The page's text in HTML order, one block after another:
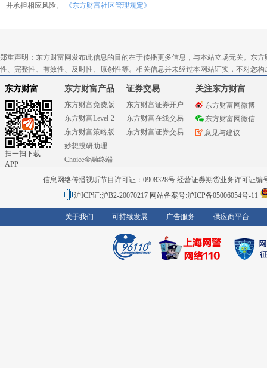
并承担相应风险。
《东方财富社区管理规定》
郑重声明：东方财富网发布此信息的目的在于传播更多信息，与本站立场无关。东
性、完整性、有效性、及时性、原创性等。相关信息并未经过本网站证实，不对您
东方财富
扫一扫下载
APP
东方财富产品
东方财富免费版
东方财富Level-2
东方财富策略版
妙想投研助理
Choice金融终端
证券交易
东方财富证券开户
东方财富在线交易
东方财富证券交易
关注东方财富
东方财富网微博
东方财富网微信
意见与建议
信息网络传播视听节目许可证：0908328号 经营证券期货业务许可证编
沪ICP证:沪B2-20070217 网站备案号:沪ICP备05006054号-11
关于我们 可持续发展 广告服务 供应商平台